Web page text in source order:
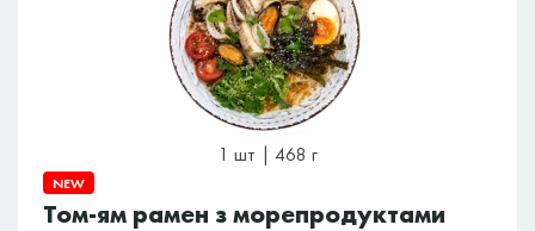
1 шт | 468 г
NEW
Том-ям рамен з морепродуктами